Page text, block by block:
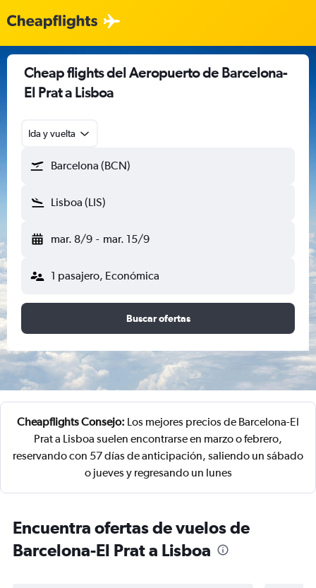
Cheap flights del Aeropuerto de Barcelona-
El Prat a Lisboa
Ida y vuelta
Barcelona (BCN)
Lisboa (LIS)
mar. 8/9 - mar. 15/9
1 pasajero, Económica
Buscar ofertas
Cheapflights Consejo: Los mejores precios de Barcelona-El
Prat a Lisboa suelen encontrarse en marzo o febrero,
reservando con 57 días de anticipación, saliendo un sábado
o jueves y regresando un lunes
Encuentra ofertas de vuelos de
Barcelona-El Prat a Lisboa